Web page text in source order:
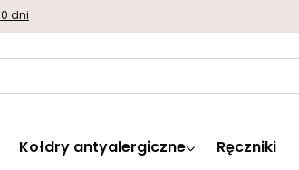
dni
Kołdry antyalergiczne Ręczniki